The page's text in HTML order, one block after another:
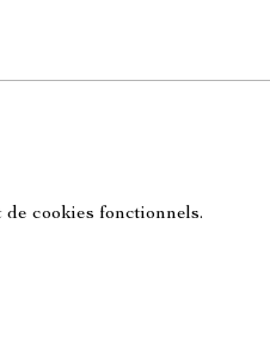
cookies fonctionnels.